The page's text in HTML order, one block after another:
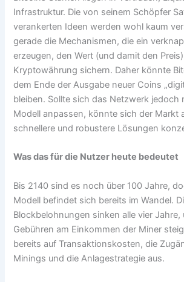
Infrastruktur. Die von seinem Schöpfer
verankerten Ideen werden wohl kaum
gerade die Mechanismen, die ein
erzeugen, den Wert (und damit den
Kryptowährung sichern. Daher könnte
dem Ende der Ausgabe neuer Coins
bleiben. Sollte sich das Netzwerk jedoch
Modell anpassen, könnte sich der Markt
schnellere und robustere Lösungen
Was das für die Nutzer heute bedeutet
Bis 2140 sind es noch über 100 Jahre,
Modell befindet sich bereits im Wandel.
Blockbelohnungen sinken alle vier Jahre,
Gebühren am Einkommen der Miner
bereits auf Transaktionskosten, die
Minings und die Anlagestrategie aus.